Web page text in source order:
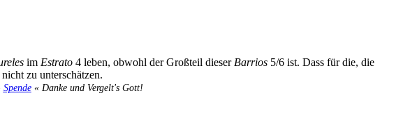
im Estrato 4 leben, obwohl der Großteil dieser Barrios 5/6 ist. Dass für die, die
zu unterschätzen.
Spende« Danke und Vergelt's Gott!